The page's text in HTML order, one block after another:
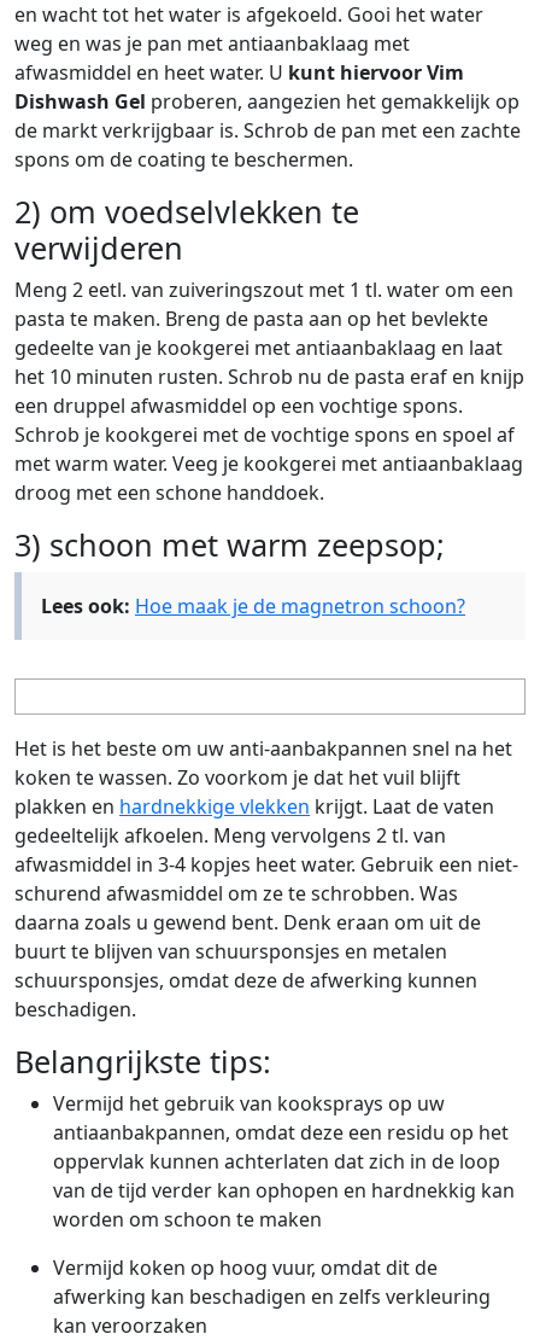
en wacht tot het water is afgekoeld. Gooi het water
weg en was je pan met antiaanbaklaag met
afwasmiddel en heet water. U kunt hiervoor Vim
Dishwash Gel proberen, aangezien het gemakkelijk op
de markt verkrijgbaar is. Schrob de pan met een zachte
spons om de coating te beschermen.
2) om voedselvlekken te
verwijderen
Meng 2 eetl. van zuiveringszout met 1 tl. water om een
pasta te maken. Breng de pasta aan op het bevlekte
gedeelte van je kookgerei met antiaanbaklaag en laat
het 10 minuten rusten. Schrob nu de pasta eraf en knijp
een druppel afwasmiddel op een vochtige spons.
Schrob je kookgerei met de vochtige spons en spoel af
met warm water. Veeg je kookgerei met antiaanbaklaag
droog met een schone handdoek.
3) schoon met warm zeepsop;
Lees ook: Hoe maak je de magnetron schoon?
Het is het beste om uw anti-aanbakpannen snel na het
koken te wassen. Zo voorkom je dat het vuil blijft
plakken en hardnekkige vlekken krijgt. Laat de vaten
gedeeltelijk afkoelen. Meng vervolgens 2 tl. van
afwasmiddel in 3-4 kopjes heet water. Gebruik een niet-
schurend afwasmiddel om ze te schrobben. Was
daarna zoals u gewend bent. Denk eraan om uit de
buurt te blijven van schuursponsjes en metalen
schuursponsjes, omdat deze de afwerking kunnen
beschadigen.
Belangrijkste tips:
Vermijd het gebruik van kooksprays op uw
antiaanbakpannen, omdat deze een residu op het
oppervlak kunnen achterlaten dat zich in de loop
van de tijd verder kan ophopen en hardnekkig kan
worden om schoon te maken
Vermijd koken op hoog vuur, omdat dit de
afwerking kan beschadigen en zelfs verkleuring
kan veroorzaken